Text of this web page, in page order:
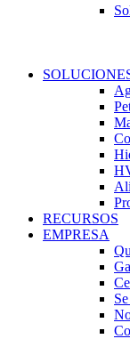
RECURSOS
EMPRESA